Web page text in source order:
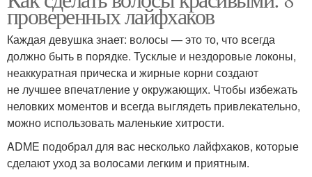
проверенных лайфхаков
Каждая девушка знает: волосы — это то, что всегда
должно быть в порядке. Тусклые и нездоровые локоны,
неаккуратная прическа и жирные корни создают
не лучшее впечатление у окружающих. Чтобы избежать
неловких моментов и всегда выглядеть привлекательно,
можно использовать маленькие хитрости.
ADME подобрал для вас несколько лайфхаков, которые
сделают уход за волосами легким и приятным.